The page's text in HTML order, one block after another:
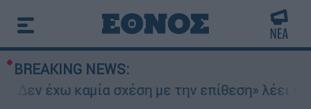
BREAKING NEWS:
έχω καμία σχέση με την επίθεση» λέει η